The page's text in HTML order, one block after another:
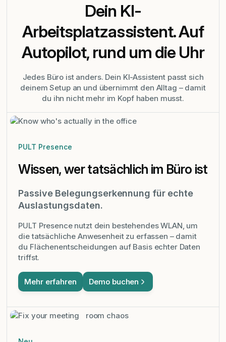
Dein KI-
Arbeitsplatzassistent. Auf
Autopilot, rund um die Uhr
Jedes Büro ist anders. Dein KI-Assistent passt sich
deinem Setup an und übernimmt den Alltag – damit
du ihn nicht mehr im Kopf haben musst.
PULT Presence
Wissen, wer tatsächlich im Büro ist
Passive Belegungserkennung für echte
Auslastungsdaten.
PULT Presence nutzt dein bestehendes WLAN, um
die tatsächliche Anwesenheit zu erfassen – damit
du Flächenentscheidungen auf Basis echter Daten
triffst.
Mehr erfahren Demo buchen